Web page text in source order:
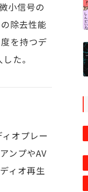
小信号の
除去性能
を持つデ
た。
オプレー
ンプやAV
ィオ再生